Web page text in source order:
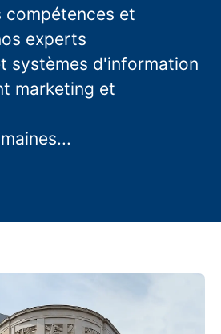
compétences et
experts
systèmes d'information
marketing et